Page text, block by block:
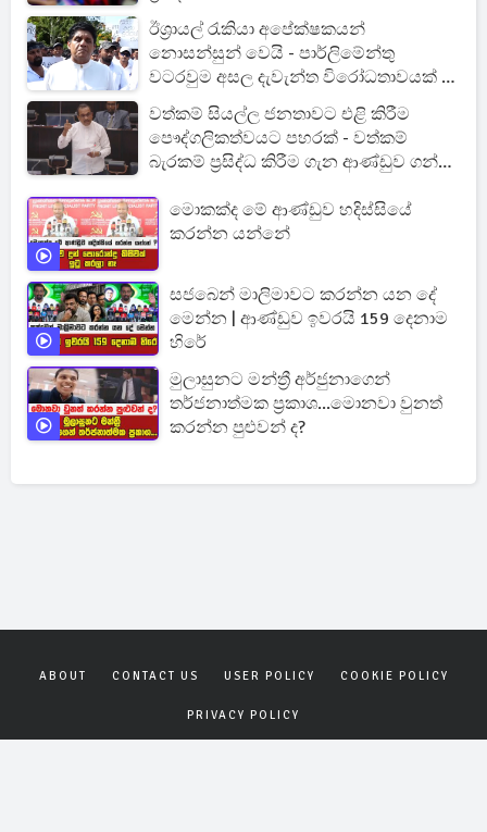
සංශෝධනයක්
ඊශ්‍රායල් රැකියා අපේක්ෂකයන්
නොසන්සුන් වෙයි - පාර්ලිමේන්තු
වටරවුම අසල දැවැන්ත විරෝධතාවයක් -
විපක්ෂ නායකවරයාත් එයි
වත්කම් සියල්ල ජනතාවට එළි කිරීම
පෞද්ගලිකත්වයට පහරක් - වත්කම්
බැරකම් ප්‍රසිද්ධ කිරීම ගැන ආණ්ඩුව ගන්න
මොකක්ද මේ ආණ්ඩුව හදිස්සියේ
කරන්න යන්නේ
සජබෙන් මාලිමාවට කරන්න යන දේ
මෙන්න | ආණ්ඩුව ඉවරයි 159 දෙනාම
හිරේ
මුලාසුනට මන්ත්‍රී අර්ජුනාගෙන්
තර්ජනාත්මක ප්‍රකාශ...මොනවා වුනත්
කරන්න පුළුවන් ද?
ABOUT CONTACT US USER POLICY COOKIE POLICY
PRIVACY POLICY